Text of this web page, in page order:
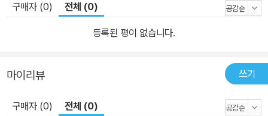
는 하버드대 매사추세츠 종합병원에서 연수하던 시절 미국인과 한국
인의 우울증 양상이 매우 다르다는 점을 파악하고 두 나라 간의 우울
자들은 마르고 신체 감각이 매우 예민했다. 즉 우리나라 사람들은 멜
감정 표현이 적은 데다, 신체 증상에 더 많은 신경을 쓰고 있었다. 한
구매자 (0) 전체 (0)
등록된 평이 없습니다.
마이리뷰 쓰기
구매자 (0) 전체 (0)